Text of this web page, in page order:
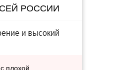
РОССИИ
и высокий
плохой